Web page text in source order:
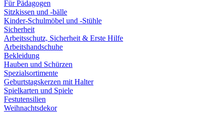
Für Pädagogen
Sitzkissen und -bälle
Kinder-Schulmöbel und -Stühle
Sicherheit
Arbeitsschutz, Sicherheit & Erste Hilfe
Arbeitshandschuhe
Bekleidung
Hauben und Schürzen
Spezialsortimente
Geburtstagskerzen mit Halter
Spielkarten und Spiele
Festutensilien
Weihnachtsdekor